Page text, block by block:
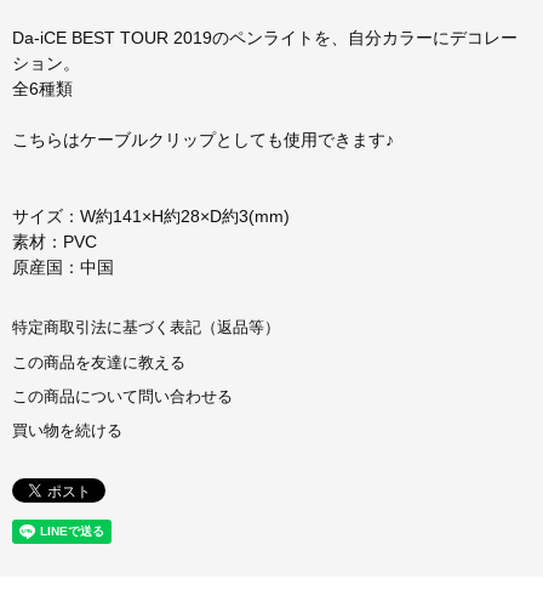
Da-iCE BEST TOUR 2019のペンライトを、自分カラーにデコレー
ション。
全6種類
こちらはケーブルクリップとしても使用できます♪
サイズ：W約141×H約28×D約3(mm)
素材：PVC
原産国：中国
特定商取引法に基づく表記（返品等）
この商品を友達に教える
この商品について問い合わせる
買い物を続ける